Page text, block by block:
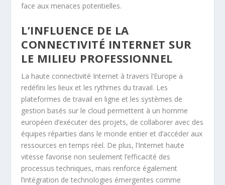
face aux menaces potentielles.
L’INFLUENCE DE LA
CONNECTIVITÉ INTERNET SUR
LE MILIEU PROFESSIONNEL
La haute connectivité Internet à travers l’Europe a
redéfini les lieux et les rythmes du travail. Les
plateformes de travail en ligne et les systèmes de
gestion basés sur le cloud permettent à un homme
européen d’exécuter des projets, de collaborer avec des
équipes réparties dans le monde entier et d’accéder aux
ressources en temps réel. De plus, l’Internet haute
vitesse favorise non seulement l’efficacité des
processus techniques, mais renforce également
l’intégration de technologies émergentes comme